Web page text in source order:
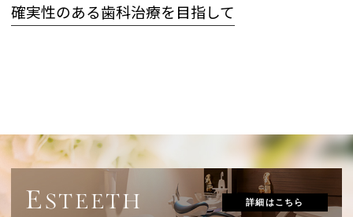
確実性のある歯科治療を目指して
E STEETH 詳細はこちら